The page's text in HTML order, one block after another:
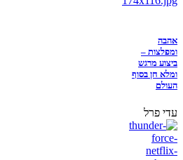
אהבה
ומפלצות –
ביצוע מרגש
ומלא חן בסוף
העולם
עדי פרל